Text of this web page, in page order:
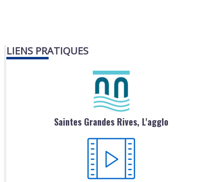
LIENS PRATIQUES
Saintes Grandes Rives, L'agglo